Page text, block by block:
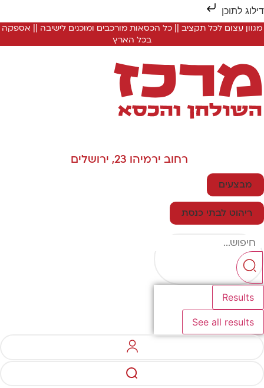
לתוכן
מגוון עצום לכל תקציב || כל הכסאות מורכבים ומוכנים לישיבה || אספקה
בכל הארץ
רחוב ירמיהו 23, ירושלים
מבצעים
ריהוט לבתי כנסת
Results
See all results